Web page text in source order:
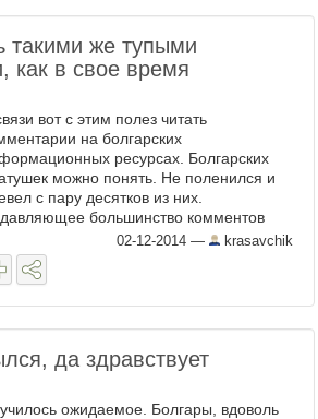
такими же тупыми
как в свое время
вот с этим полез читать
на болгарских
ресурсах. Болгарских
можно понять. Не поленился и
с пару десятков из них.
большинство комментов
естественным образом, вот в
вот духе: * * * Да, случилось то, о чем
02-12-2014 — krasavchik
да здравствует
ожидаемое. Болгары, вдоволь